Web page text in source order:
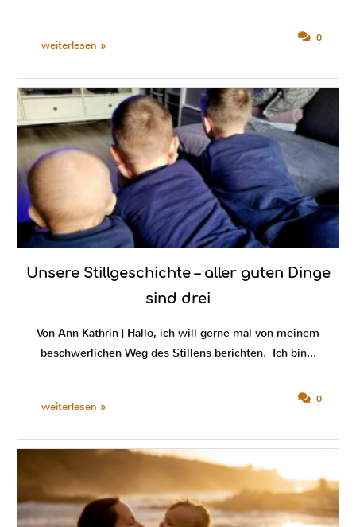
0
weiterlesen »
Unsere Stillgeschichte – aller guten Dinge
sind drei
Von Ann-Kathrin | Hallo, ich will gerne mal von meinem
beschwerlichen Weg des Stillens berichten. Ich bin...
0
weiterlesen »